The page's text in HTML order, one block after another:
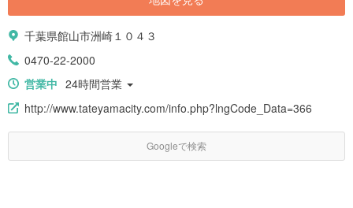
千葉県館山市洲崎１０４３
0470-22-2000
営業中 24時間営業
http://www.tateyamacity.com/info.php?lngCode_Data=366
Googleで検索